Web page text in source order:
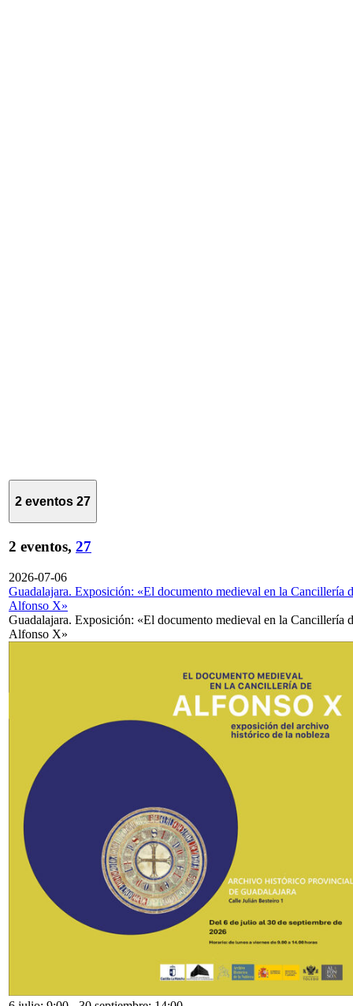
2 eventos 27
2 eventos, 27
2026-07-06
Guadalajara. Exposición: «El documento medieval en la Cancillería
Alfonso X»
Guadalajara. Exposición: «El documento medieval en la Cancillería
Alfonso X»